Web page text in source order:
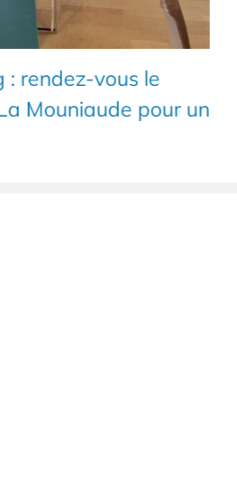
: rendez-vous le
Mouniaude pour un